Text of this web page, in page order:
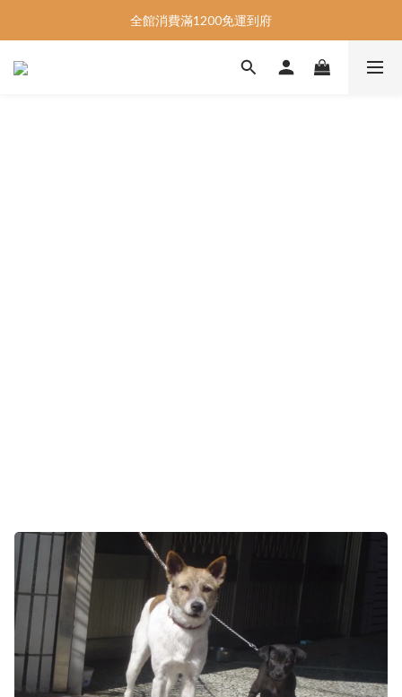
📣指定商品5件95折、10件9折📣
全館消費滿1200免運到府
📣指定商品5件95折、10件9折📣